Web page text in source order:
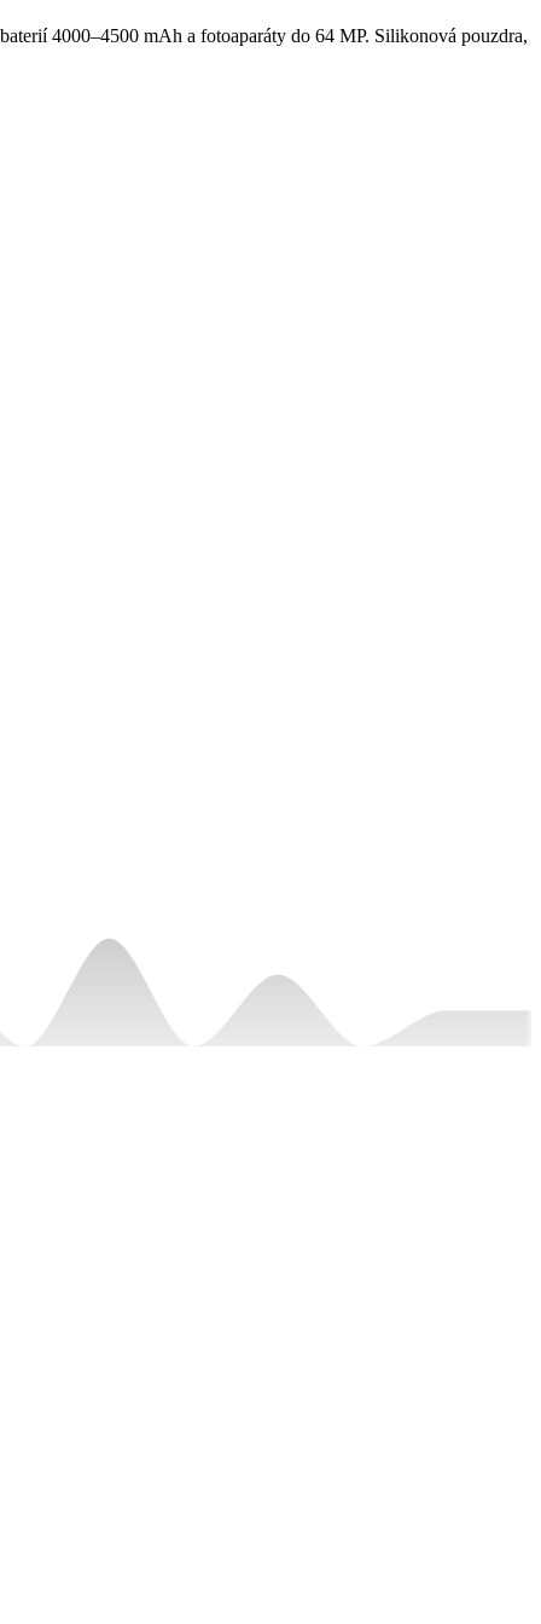
4000–4500 mAh a fotoaparáty do 64 MP. Silikonová pouzdra,